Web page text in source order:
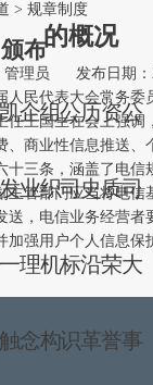
的概况
凯
发
一
触
企
业
理
念
组
织
机
构
公
司
标
识
历
史
沿
革
资
质
荣
誉
公
司
大
事
> 规章制度
布
管理员 发布日期：
人民代表大会常务
任王国生在会上强
商业性信息推送
十三条，涵盖了电
主管部门应当将电
送，电信业务经营
强用户个人信息